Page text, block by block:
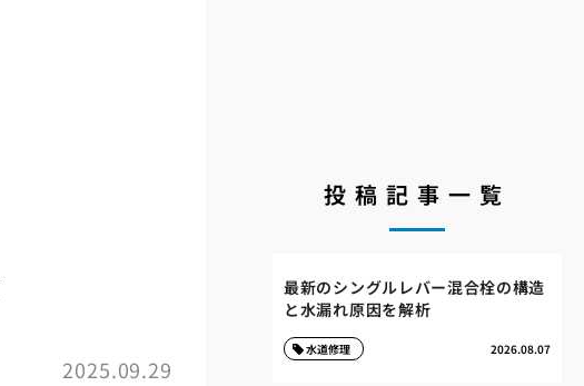
2025.09.29
投稿記事一覧
最新のシングルレバー混合栓の構造
と水漏れ原因を解析
2026.08.07
水道修理